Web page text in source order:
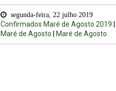
segunda-feira, 22 julho 2019
Confirmados Maré de Agosto 2019
Maré de Agosto
Maré de Agosto